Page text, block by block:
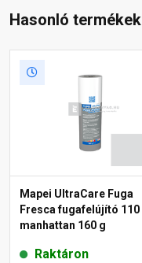
Hasonló termékek
Mapei UltraCare Fuga
Fresca fugafelújító 110
manhattan 160 g
Raktáron